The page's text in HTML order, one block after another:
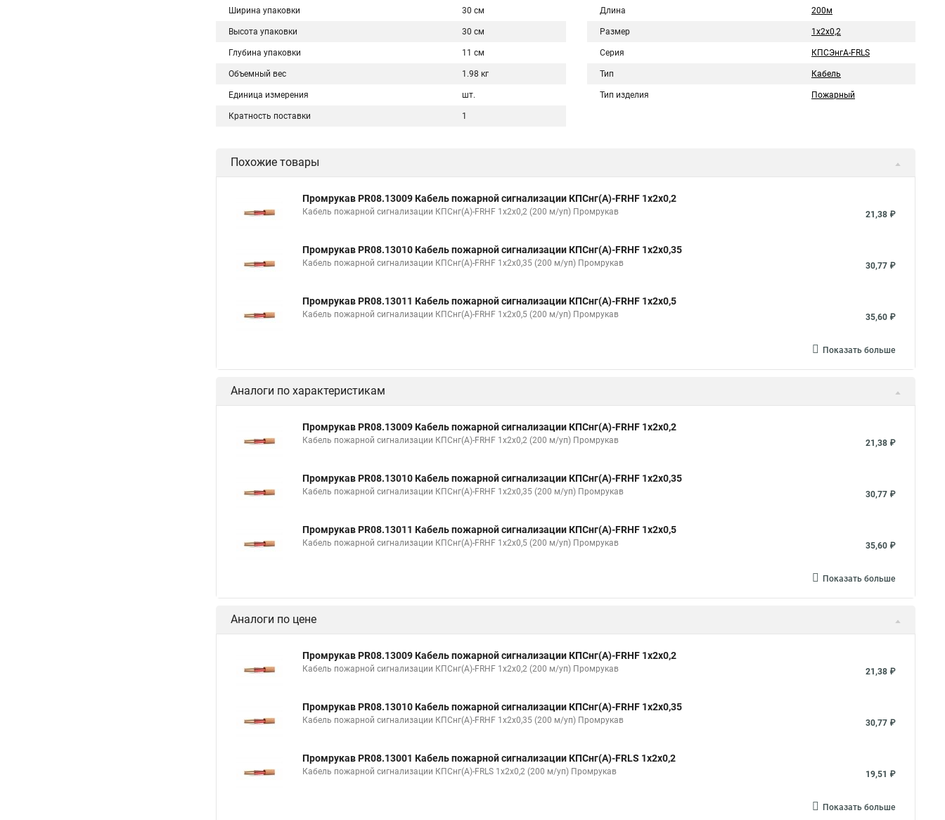
Ширина упаковки 30 см
Высота упаковки 30 см
Глубина упаковки 11 см
Объемный вес 1.98 кг
Единица измерения шт.
Кратность поставки 1
Длина 200м
Размер 1х2х0,2
Серия КПСЭнгА-FRLS
Тип Кабель
Тип изделия Пожарный
Похожие товары
Промрукав PR08.13009 Кабель пожарной сигнализации КПСнг(А)-FRHF 1х2х0,2
Кабель пожарной сигнализации КПСнг(А)-FRHF 1х2х0,2 (200 м/уп) Промрукав 21,38 ₽
Промрукав PR08.13010 Кабель пожарной сигнализации КПСнг(А)-FRHF 1х2х0,35
Кабель пожарной сигнализации КПСнг(А)-FRHF 1х2х0,35 (200 м/уп) Промрукав 30,77 ₽
Промрукав PR08.13011 Кабель пожарной сигнализации КПСнг(А)-FRHF 1х2х0,5
Кабель пожарной сигнализации КПСнг(А)-FRHF 1х2х0,5 (200 м/уп) Промрукав 35,60 ₽
Показать больше
Аналоги по характеристикам
Промрукав PR08.13009 Кабель пожарной сигнализации КПСнг(А)-FRHF 1х2х0,2
Кабель пожарной сигнализации КПСнг(А)-FRHF 1х2х0,2 (200 м/уп) Промрукав 21,38 ₽
Промрукав PR08.13010 Кабель пожарной сигнализации КПСнг(А)-FRHF 1х2х0,35
Кабель пожарной сигнализации КПСнг(А)-FRHF 1х2х0,35 (200 м/уп) Промрукав 30,77 ₽
Промрукав PR08.13011 Кабель пожарной сигнализации КПСнг(А)-FRHF 1х2х0,5
Кабель пожарной сигнализации КПСнг(А)-FRHF 1х2х0,5 (200 м/уп) Промрукав 35,60 ₽
Показать больше
Аналоги по цене
Промрукав PR08.13009 Кабель пожарной сигнализации КПСнг(А)-FRHF 1х2х0,2
Кабель пожарной сигнализации КПСнг(А)-FRHF 1х2х0,2 (200 м/уп) Промрукав 21,38 ₽
Промрукав PR08.13010 Кабель пожарной сигнализации КПСнг(А)-FRHF 1х2х0,35
Кабель пожарной сигнализации КПСнг(А)-FRHF 1х2х0,35 (200 м/уп) Промрукав 30,77 ₽
Промрукав PR08.13001 Кабель пожарной сигнализации КПСнг(А)-FRLS 1х2х0,2
Кабель пожарной сигнализации КПСнг(А)-FRLS 1х2х0,2 (200 м/уп) Промрукав 19,51 ₽
Показать больше